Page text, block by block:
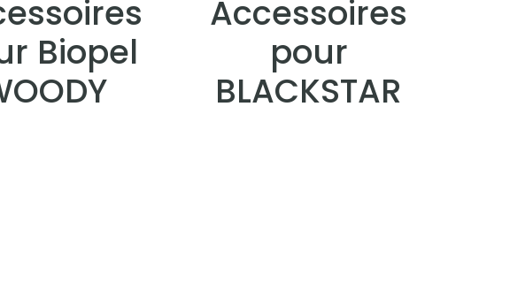
Biopel
Accessoires
pour
BLACKSTAR